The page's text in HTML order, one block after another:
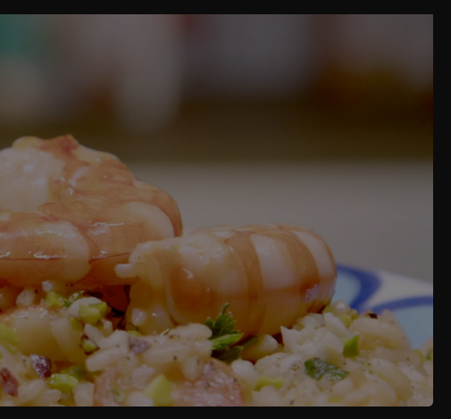
a pezzetti carota, sedano e cipolla, pomodorini e
aggiungere anche le teste e i carapaci,
e fate cuocere il brodo.
PISTACCHI E MANDORLE:
spicchio d’aglio con olio d’oliva, quindi aggiungere i
quindi aggiungete il riso. Fate tostare, e
il brodo e cuocere. A cottura quasi ultimata,
il prezzemolo, pistacchi e mandorle tritate e